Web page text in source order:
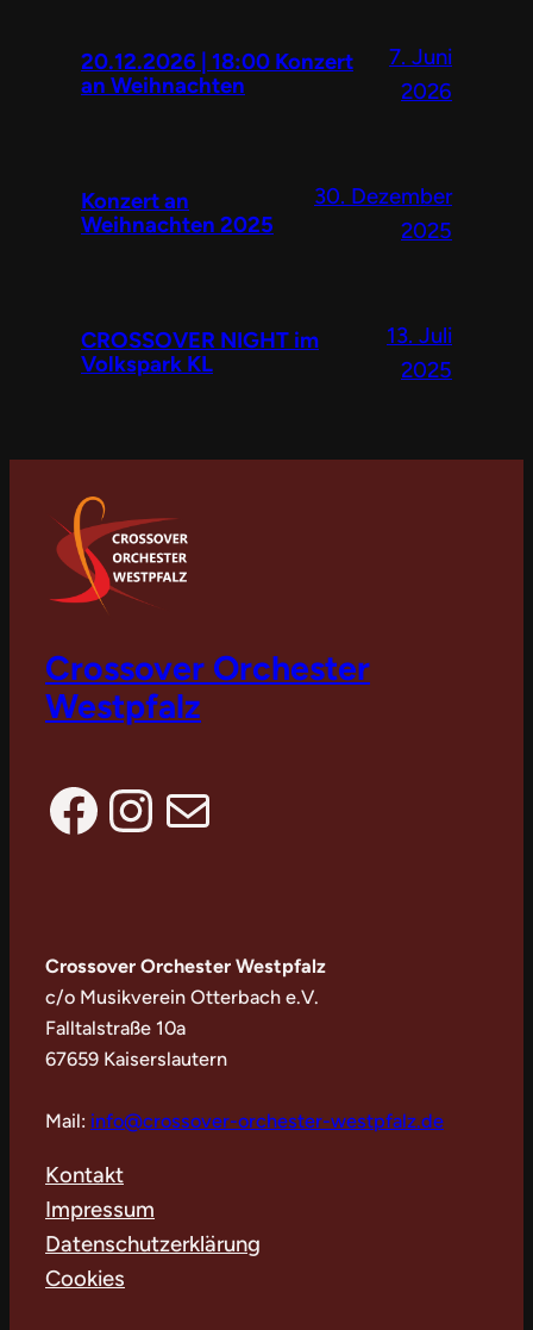
20.12.2026 | 18:00 Konzert
an Weihnachten
7. Juni
2026
Konzert an
Weihnachten 2025
30. Dezember
2025
CROSSOVER NIGHT im
Volkspark KL
13. Juli
2025
Crossover Orchester
Westpfalz
Facebook Instagram E-Mail
Crossover Orchester Westpfalz
c/o Musikverein Otterbach e.V.
Falltalstraße 10a
67659 Kaiserslautern
Mail: info@crossover-orchester-westpfalz.de
Kontakt
Impressum
Datenschutzerklärung
Cookies